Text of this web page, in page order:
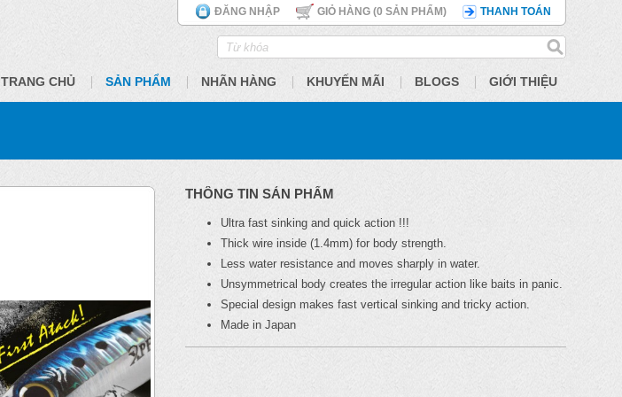
ĐĂNG NHẬP GIỎ HÀNG (0 SẢN PHẨM) THANH TOÁN
TRANG CHỦ SẢN PHẨM NHÃN HÀNG KHUYẾN MÃI BLOGS GIỚI THIỆU
THÔNG TIN SẢN PHẨM
Ultra fast sinking and quick action !!!
Thick wire inside (1.4mm) for body strength.
Less water resistance and moves sharply in water.
Unsymmetrical body creates the irregular action like baits in panic.
Special design makes fast vertical sinking and tricky action.
Made in Japan